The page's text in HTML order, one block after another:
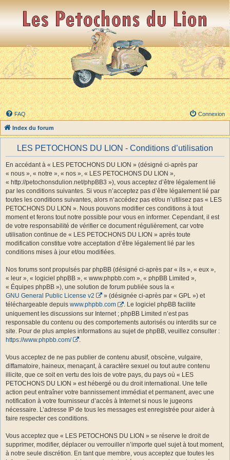
FAQ Connexion
Index du forum
LES PETOCHONS DU LION - Conditions d’utilisation
En accédant à « LES PETOCHONS DU LION » (désigné ci-après par
« nous », « notre », « nos », « LES PETOCHONS DU LION »,
« http://petochonsdulion.net/phpBB3 »), vous acceptez d’être légalement lié
par les conditions suivantes. Si vous n’acceptez pas d’être légalement lié par
toutes les conditions suivantes, alors n’accédez pas et/ou n’utilisez pas « LES
PETOCHONS DU LION ». Nous pouvons modifier ces conditions à tout
moment et ferons tout notre possible pour vous en informer. Cependant, il est
de votre responsabilité de vérifier ce document régulièrement, car votre
utilisation continue de « LES PETOCHONS DU LION » après toute
modification constitue votre acceptation d’être légalement lié par les
conditions mises à jour et/ou modifiées.
Nos forums sont propulsés par phpBB (désigné ci-après par « ils », « eux »,
« leur », « logiciel phpBB », « www.phpbb.com », « phpBB Limited »,
« Équipes phpBB »), une solution de forum publiée sous la «
GNU General Public License v2
» (désignée ci-après par « GPL ») et
téléchargeable depuis www.phpbb.com
. Le logiciel phpBB facilite
uniquement les discussions sur Internet ; phpBB Limited n’est pas
responsable du contenu ou des comportements autorisés ou interdits sur ce
site. Pour de plus amples informations au sujet de phpBB, veuillez consulter :
https://www.phpbb.com/
Vous acceptez de ne pas publier de contenu abusif, obscène, vulgaire,
diffamatoire, haineux, menaçant, à caractère sexuel ou tout autre contenu
illicite, que ce soit en vertu des lois de votre pays, du pays où « LES
PETOCHONS DU LION » est hébergé ou du droit international. Une telle
action peut entraîner votre bannissement immédiat et permanent, avec une
notification à votre fournisseur d’accès à Internet si nous le jugeons
nécessaire. L’adresse IP de tous les messages est enregistrée pour aider à
faire respecter ces conditions.
Vous acceptez que « LES PETOCHONS DU LION » se réserve le droit de
supprimer, modifier, déplacer ou verrouiller n’importe quel sujet à tout moment,
à notre seule discrétion. En tant que membre, vous acceptez que toutes les